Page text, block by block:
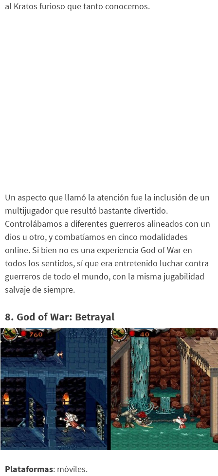
al Kratos furioso que tanto conocemos.
Un aspecto que llamó la atención fue la inclusión de un
multijugador que resultó bastante divertido.
Controlábamos a diferentes guerreros alineados con un
dios u otro, y combatíamos en cinco modalidades
online. Si bien no es una experiencia God of War en
todos los sentidos, sí que era entretenido luchar contra
guerreros de todo el mundo, con la misma jugabilidad
salvaje de siempre.
8. God of War: Betrayal
Plataformas: móviles.